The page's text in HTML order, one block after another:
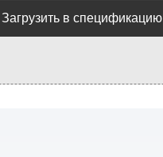
Загрузить в спецификацию